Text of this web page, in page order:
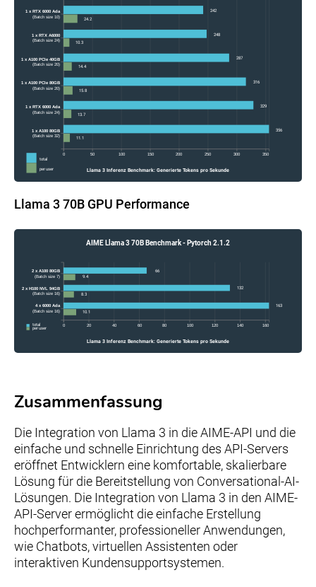
0 50 100 150 200 250 300 350
1 x A100 80GB
(Batch size 32)
1 x RTX 6000 Ada
(Batch size 24)
1 x A100 PCIe 80GB
(Batch size 20)
1 x A100 PCIe 40GB
(Batch size 20)
1 x RTX A6000
(Batch size 24)
1 x RTX 6000 Ada
(Batch size 10)
356
11.1
329
13.7
316
15.8
287
14.4
248
10.3
242
24.2
Llama 3 Inferenz Benchmark: Generierte Tokens pro Sekunde
total
per user
Llama 3 70B GPU Performance
0 20 40 60 80 100 120 140 160
4 x 6000 Ada
(Batch size 16)
2 x H100 NVL 94GB
(Batch size 16)
2 x A100 80GB
(Batch size 7)
163
10.1
132
8.3
66
9.4
AIME Llama 3 70B Benchmark - Pytorch 2.1.2
Llama 3 Inferenz Benchmark: Generierte Tokens pro Sekunde
total
per user
Zusammenfassung
Die Integration von Llama 3 in die AIME-API und die
einfache und schnelle Einrichtung des API-Servers
eröffnet Entwicklern eine komfortable, skalierbare
Lösung für die Bereitstellung von Conversational-AI-
Lösungen. Die Integration von Llama 3 in den AIME-
API-Server ermöglicht die einfache Erstellung
hochperformanter, professioneller Anwendungen,
wie Chatbots, virtuellen Assistenten oder
interaktiven Kundensupportsystemen.